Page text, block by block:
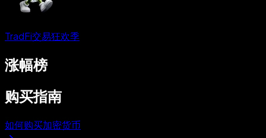
TradFi交易狂欢季
涨幅榜
购买指南
如何购买加密货币